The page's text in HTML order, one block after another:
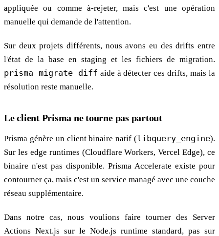
appliquée ou comme à-rejeter, mais c'est une opération
manuelle qui demande de l'attention.
Sur deux projets différents, nous avons eu des drifts entre
l'état de la base en staging et les fichiers de migration.
prisma migrate diff aide à détecter ces drifts, mais la
résolution reste manuelle.
Le client Prisma ne tourne pas partout
Prisma génère un client binaire natif ( libquery_engine).
Sur les edge runtimes (Cloudflare Workers, Vercel Edge), ce
binaire n'est pas disponible. Prisma Accelerate existe pour
contourner ça, mais c'est un service managé avec une couche
réseau supplémentaire.
Dans notre cas, nous voulions faire tourner des Server
Actions Next.js sur le Node.js runtime standard, pas sur